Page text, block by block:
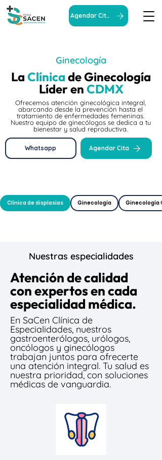
Agendar Cita
Ginecología
La Clínica de Ginecología
Líder en CDMX
Ofrecemos atención ginecológica integral,
abarcando desde la prevención hasta el
tratamiento de enfermedades femeninas.
Nuestro equipo de ginecólogos se dedica a tu
bienestar y salud reproductiva.
Whatsapp Agendar Cita
Nuestras especialidades
Atención de calidad
con expertos en cada
especialidad médica.
En SaCen Clínica de
Especialidades, nuestros
gastroenterólogos, urólogos,
oncólogos y ginecólogos
trabajan juntos para ofrecerte
una atención integral. Tu salud es
nuestra prioridad, con soluciones
médicas de vanguardia.
Clínica de displasias Ginecología Ginecología